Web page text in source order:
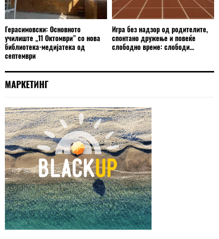
Герасимовски: Основното
училиште „11 Октомври” со нова
библиотека-медијатека од
септември
Игра без надзор од родителите,
спонтано дружење и повеќе
слободно време: слободи...
МАРКЕТИНГ